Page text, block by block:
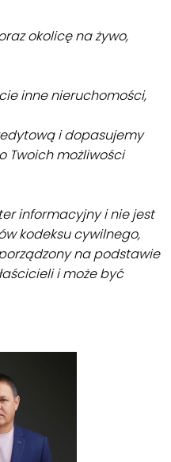
okolicę na żywo,
inne nieruchomości,
i dopasujemy
Twoich możliwości
informacyjny i nie jest
kodeksu cywilnego,
na podstawie
i może być